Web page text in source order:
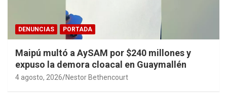
DENUNCIAS PORTADA
Maipú multó a AySAM por $240 millones y
expuso la demora cloacal en Guaymallén
4 agosto, 2026 Nestor Bethencourt